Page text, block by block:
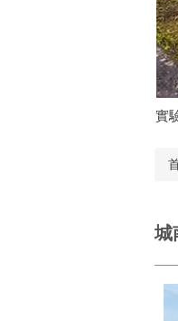
實
城